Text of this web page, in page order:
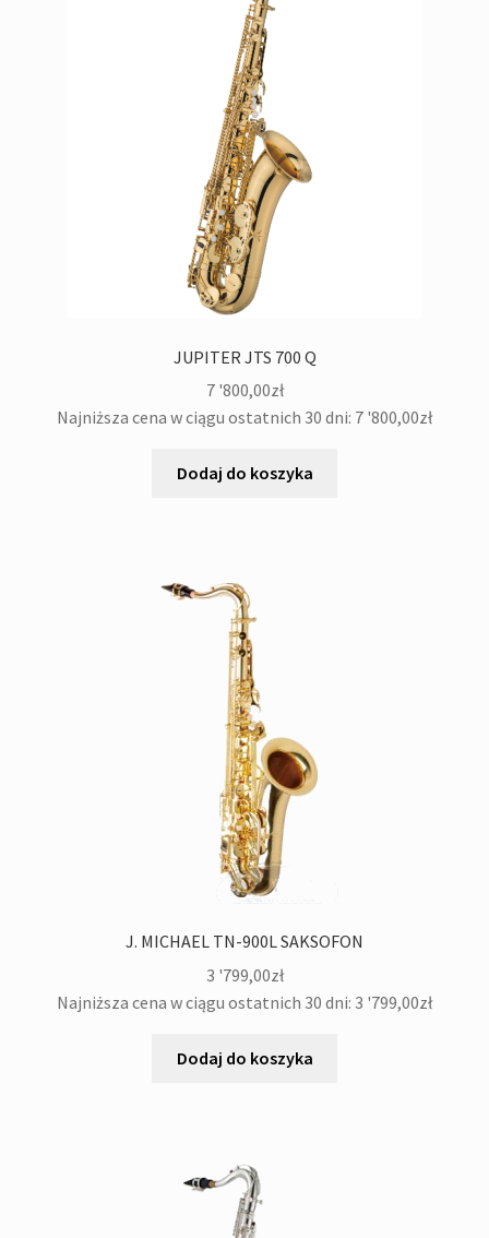
JUPITER JTS 700 Q
7 '800,00zł
Najniższa cena w ciągu ostatnich 30 dni: 7 '800,00zł
Dodaj do koszyka
J. MICHAEL TN-900L SAKSOFON
3 '799,00zł
Najniższa cena w ciągu ostatnich 30 dni: 3 '799,00zł
Dodaj do koszyka